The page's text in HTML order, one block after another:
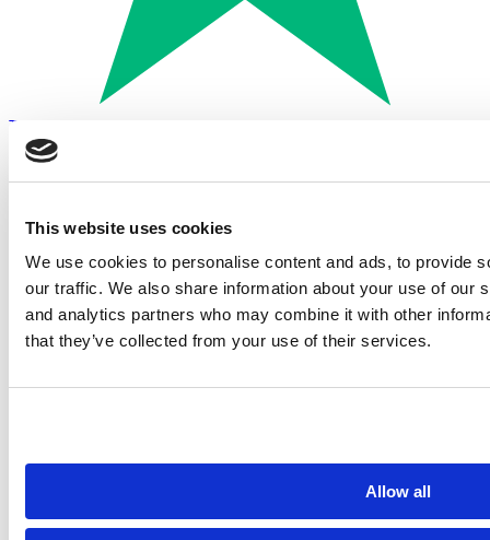
This website uses cookies
We use cookies to personalise content and ads, to provide
our traffic. We also share information about your use of our
and analytics partners who may combine it with other
that they’ve collected from your use of their services.
Allow all
Trustpilot
Betalen met: